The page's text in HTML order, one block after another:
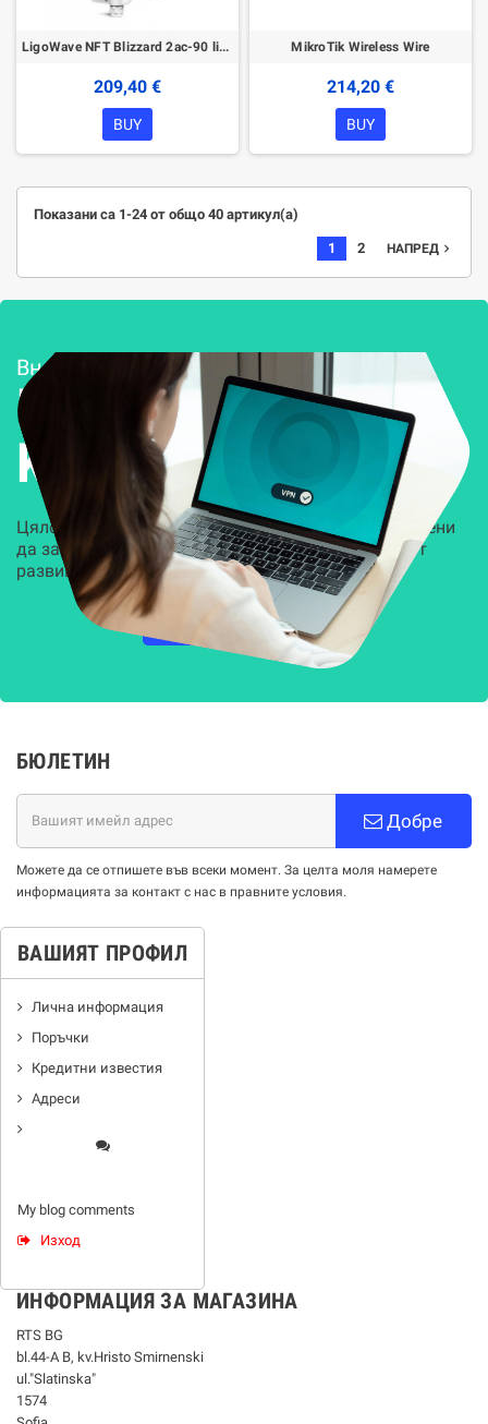
LigoWave NFT Blizzard 2ac-90 lite 2,4-5 GHz Access Point
209,40 €
BUY
MikroTik Wireless Wire
214,20 €
BUY
Показани са 1-24 от общо 40 артикул(а)
1 2 НАПРЕД navigate_next
Внедряване и поддръжка
Решения за
Kиберсигурност
Цялостни, задвижвани от AI решения, предназначени
да защитят всеки слой на вашата организация от
развиващите се киберзаплахи.
НАУЧЕТЕ ПОВЕЧЕ
БЮЛЕТИН
Добре
Можете да се отпишете във всеки момент. За целта моля намерете
информацията за контакт с нас в правните условия.
ВАШИЯТ ПРОФИЛ
Лична информация
Поръчки
Кредитни известия
Адреси
My blog comments
Изход
ИНФОРМАЦИЯ ЗА МАГАЗИНА
RTS BG
bl.44-А В, kv.Hristo Smirnenski
ul."Slatinska"
1574